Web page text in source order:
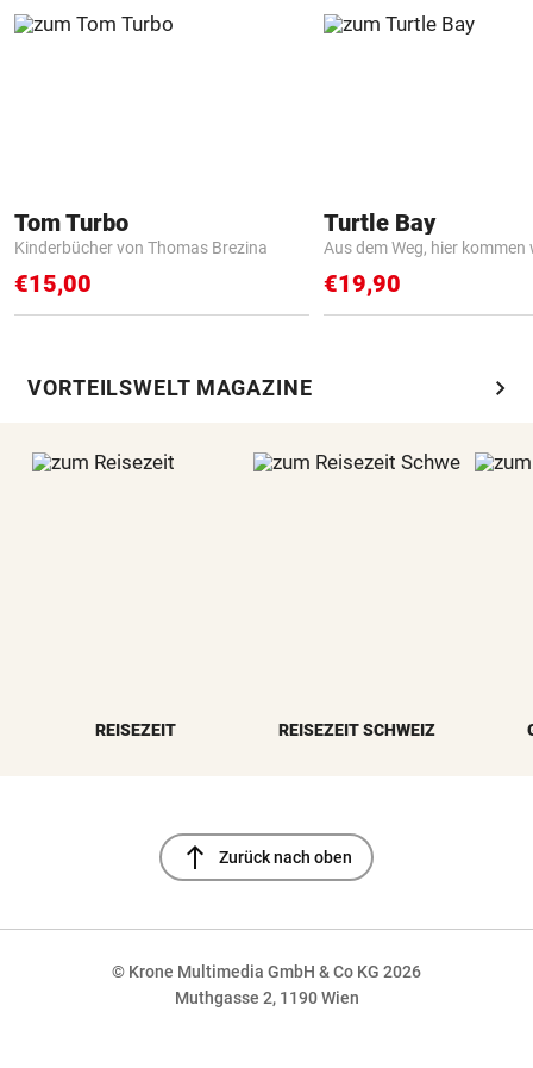
Tom Turbo
Kinderbücher von Thomas Brezina
€15,00
Turtle Bay
Aus dem Weg, hier kommen
€19,90
VORTEILSWELT MAGAZINE chevron_right
REISEZEIT REISEZEIT SCHWEIZ
north Zurück nach oben
© Krone Multimedia GmbH & Co KG 2026
Muthgasse 2, 1190 Wien